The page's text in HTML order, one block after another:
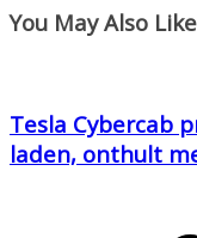
You May Also Like
Tesla Cybercab
laden, onthult